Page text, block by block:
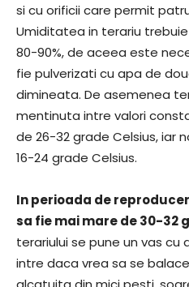
si cu orificii care permit
Umiditatea in terariu
80-90%, de aceea este
fie pulverizati cu apa de
dimineata. De asemenea
mentinuta intre valori
de 26-32 grade Celsius, iar
16-24 grade Celsius.
In perioada de
sa fie mai mare de 30-32
terariului se pune un vas cu
intre daca vrea sa se